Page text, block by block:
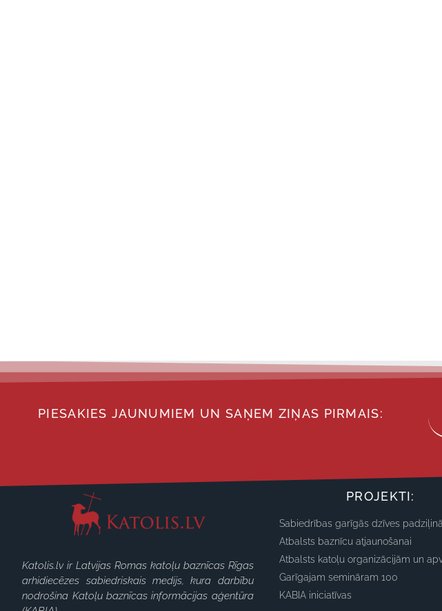
PIESAKIES JAUNUMIEM UN SAŅEM ZIŅAS PIRMAIS:
Katolis.lv ir Latvijas Romas katoļu baznīcas Rīgas
arhidiecēzes sabiedriskais medijs, kura darbību
nodrošina Katoļu baznīcas informācijas aģentūra
PROJEKTI:
Sabiedrības garīgās dzīves
Atbalsts baznīcu atjaunošanai
Atbalsts katoļu organizācijām un
Garīgajam semināram 100
KABIA iniciatīvas